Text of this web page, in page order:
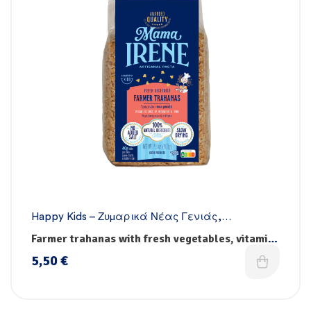
Happy Kids – Ζυμαρικά Νέας Γενιάς ,
Χειροποίητα
Όλα τα ζυμαρικά ,Vegan
Farmer trahanas with fresh vegetables, vitamins
& iron
5,50€